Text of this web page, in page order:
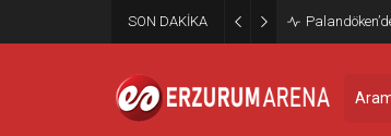
SON DAKİKA